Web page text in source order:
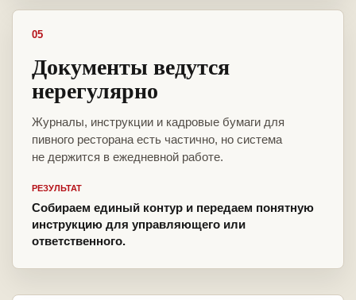
05
Документы ведутся
нерегулярно
Журналы, инструкции и кадровые бумаги для
пивного ресторана есть частично, но система
не держится в ежедневной работе.
РЕЗУЛЬТАТ
Собираем единый контур и передаем понятную
инструкцию для управляющего или
ответственного.